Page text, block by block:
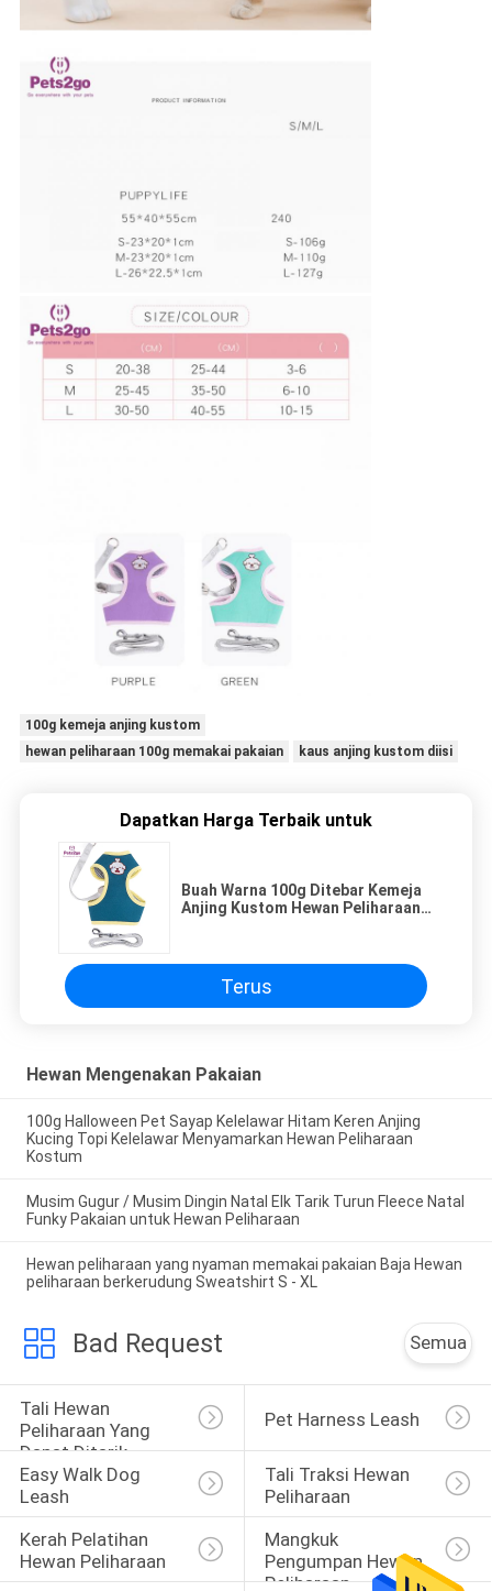
100g kemeja anjing kustom
hewan peliharaan 100g memakai pakaian
kaus anjing kustom diisi
Dapatkan Harga Terbaik untuk
Buah Warna 100g Ditebar Kemeja
Anjing Kustom Hewan Peliharaan
Terus
Hewan Mengenakan Pakaian
100g Halloween Pet Sayap Kelelawar Hitam Keren Anjing
Kucing Topi Kelelawar Menyamarkan Hewan Peliharaan
Kostum
Musim Gugur / Musim Dingin Natal Elk Tarik Turun Fleece Natal
Funky Pakaian untuk Hewan Peliharaan
Hewan peliharaan yang nyaman memakai pakaian Baja Hewan
peliharaan berkerudung Sweatshirt S - XL
Bad Request Semua
Tali Hewan
Peliharaan Yang
Dapat Ditarik
Pet Harness Leash
Easy Walk Dog
Leash
Tali Traksi Hewan
Peliharaan
Kerah Pelatihan
Hewan Peliharaan
Mangkuk
Pengumpan Hewan
Peliharaan